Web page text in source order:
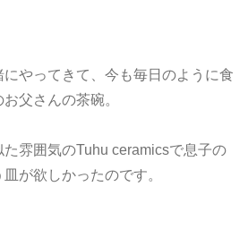
やってきて、今も毎日のように食
父さんの茶碗。
雰囲気のTuhu ceramicsで息子の
が欲しかったのです。